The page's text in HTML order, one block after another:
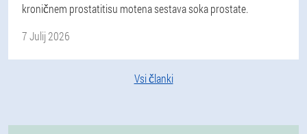
kroničnem prostatitisu motena sestava soka prostate.
7 Julij 2026
Vsi članki